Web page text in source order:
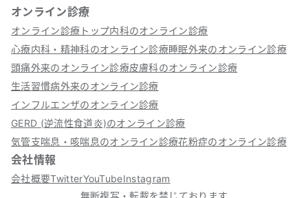
オンライン診療
オンライン診療トップ内科のオンライン診療
心療内科・精神科のオンライン診療睡眠外来のオンライン診療
頭痛外来のオンライン診療皮膚科のオンライン診療
生活習慣病外来のオンライン診療
インフルエンザのオンライン診療
GERD (逆流性食道炎)のオンライン診療
気管支喘息・咳喘息のオンライン診療花粉症のオンライン診療
会社情報
会社概要TwitterYouTubeInstagram
無断複写・転載を禁じております